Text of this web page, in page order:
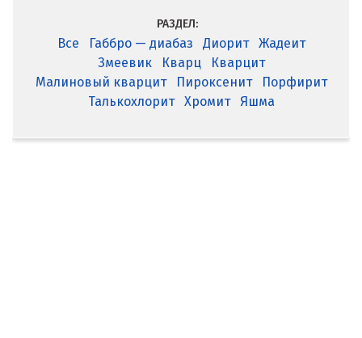
РАЗДЕЛ:
Все Габбро — диабаз Диорит
Жадеит
Змеевик
Кварц
Кварцит
Малиновый кварцит
Пироксенит
Порфирит
Талькохлорит
Хромит Яшма